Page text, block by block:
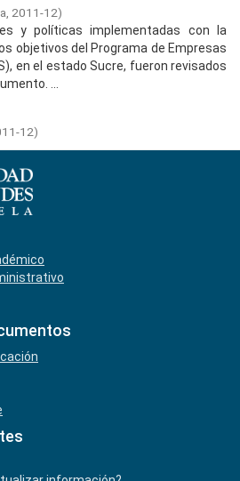
2011-12)
y políticas implementadas con la
objetivos del Programa de Empresas
en el estado Sucre, fueron revisados
...
12)